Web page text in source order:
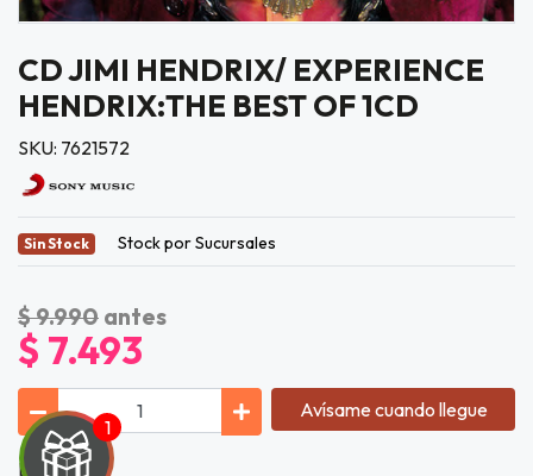
CD JIMI HENDRIX/ EXPERIENCE
HENDRIX:THE BEST OF 1CD
SKU: 7621572
Sin Stock Stock por Sucursales
$ 9.990 antes
$ 7.493
Avísame cuando llegue
Lista de Tí